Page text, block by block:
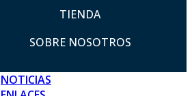
TIENDA
SOBRE NOSOTROS
NOTICIAS